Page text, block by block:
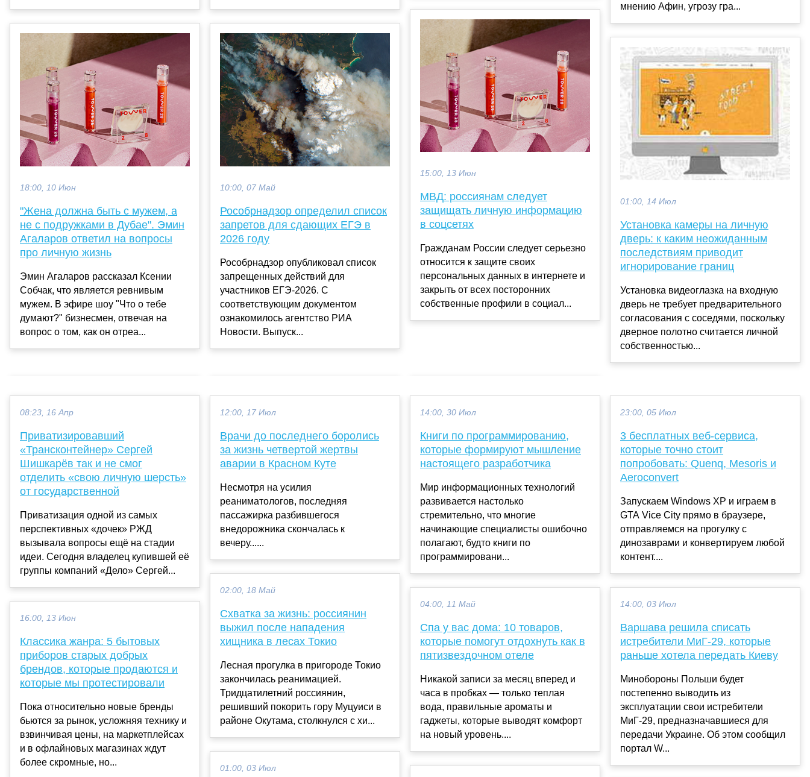
18:00, 10 Июн
"Жена должна быть с мужем, а
не с подружками в Дубае". Эмин
Агаларов ответил на вопросы
про личную жизнь
Эмин Агаларов рассказал Ксении
Собчак, что является ревнивым
мужем. В эфире шоу "Что о тебе
думают?" бизнесмен, отвечая на
вопрос о том, как он отреа...
10:00, 07 Май
Рособрнадзор определил список
запретов для сдающих ЕГЭ в
2026 году
Рособрнадзор опубликовал список
запрещенных действий для
участников ЕГЭ-2026. С
соответствующим документом
ознакомилось агентство РИА
Новости. Выпуск...
15:00, 13 Июн
МВД: россиянам следует
защищать личную информацию
в соцсетях
Гражданам России следует серьезно
относится к защите своих
персональных данных в интернете и
закрыть от всех посторонних
собственные профили в социал...
мнению Афин, угрозу гра...
01:00, 14 Июл
Установка камеры на личную
дверь: к каким неожиданным
последствиям приводит
игнорирование границ
Установка видеоглазка на входную
дверь не требует предварительного
согласования с соседями, поскольку
дверное полотно считается личной
собственностью...
08:23, 16 Апр
Приватизировавший
«Трансконтейнер» Сергей
Шишкарёв так и не смог
отделить «свою личную шерсть»
от государственной
Приватизация одной из самых
перспективных «дочек» РЖД
вызывала вопросы ещё на стадии
идеи. Сегодня владелец купившей её
группы компаний «Дело» Сергей...
16:00, 13 Июн
Классика жанра: 5 бытовых
приборов старых добрых
брендов, которые продаются и
которые мы протестировали
Пока относительно новые бренды
бьются за рынок, усложняя технику и
взвинчивая цены, на маркетплейсах
и в офлайновых магазинах ждут
более скромные, но...
12:00, 17 Июл
Врачи до последнего боролись
за жизнь четвертой жертвы
аварии в Красном Куте
Несмотря на усилия
реаниматологов, последняя
пассажирка разбившегося
внедорожника скончалась к
вечеру......
02:00, 18 Май
Схватка за жизнь: россиянин
выжил после нападения
хищника в лесах Токио
Лесная прогулка в пригороде Токио
закончилась реанимацией.
Тридцатилетний россиянин,
решивший покорить гору Муцуиси в
районе Окутама, столкнулся с хи...
01:00, 03 Июл
14:00, 30 Июл
Книги по программированию,
которые формируют мышление
настоящего разработчика
Мир информационных технологий
развивается настолько
стремительно, что многие
начинающие специалисты ошибочно
полагают, будто книги по
программировани...
04:00, 11 Май
Спа у вас дома: 10 товаров,
которые помогут отдохнуть как в
пятизвездочном отеле
Никакой записи за месяц вперед и
часа в пробках — только теплая
вода, правильные ароматы и
гаджеты, которые выводят комфорт
на новый уровень....
23:00, 05 Июл
3 бесплатных веб-сервиса,
которые точно стоит
попробовать: Quenq, Mesoris и
Aeroconvert
Запускаем Windows XP и играем в
GTA Vice City прямо в браузере,
отправляемся на прогулку с
динозаврами и конвертируем любой
контент....
14:00, 03 Июл
Варшава решила списать
истребители МиГ-29, которые
раньше хотела передать Киеву
Минобороны Польши будет
постепенно выводить из
эксплуатации свои истребители
МиГ-29, предназначавшиеся для
передачи Украине. Об этом сообщил
портал W...